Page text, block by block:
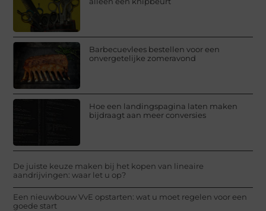
Barbecuevlees bestellen voor een
onvergetelijke zomeravond
Hoe een landingspagina laten maken
bijdraagt aan meer conversies
De juiste keuze maken bij het kopen van lineaire
aandrijvingen: waar let u op?
Een nieuwbouw VvE opstarten: wat u moet regelen voor een
goede start